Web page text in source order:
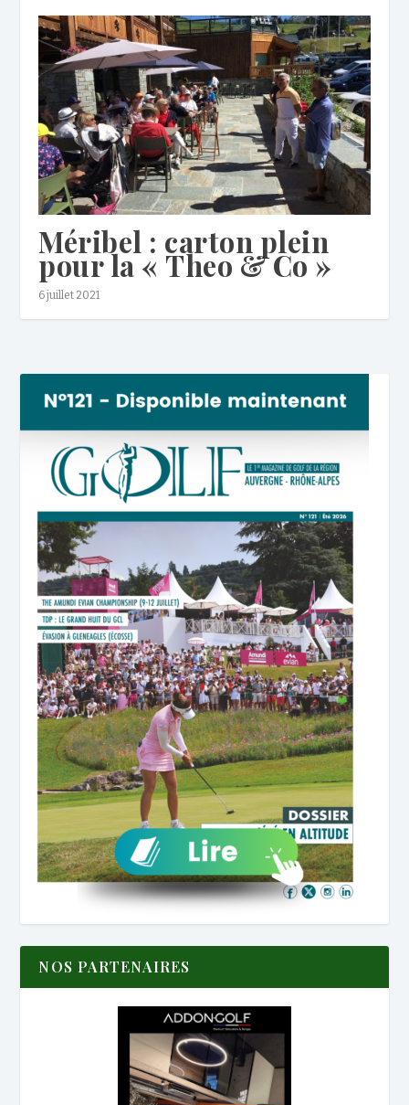
Méribel : carton plein
pour la « Theo & Co »
6 juillet 2021
NOS PARTENAIRES